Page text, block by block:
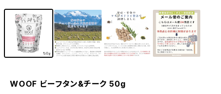
WOOF ビーフタン&チーク 50g